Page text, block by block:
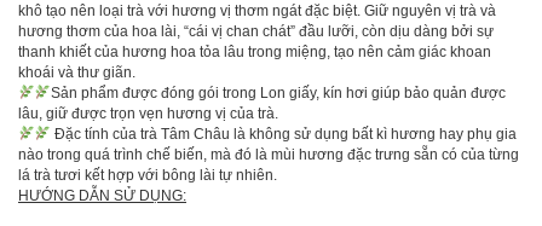
khô tạo nên loại trà với hương vị thơm ngát đặc biệt. Giữ nguyên vị trà và
hương thơm của hoa lài, “cái vị chan chát” đầu lưỡi, còn dịu dàng bởi sự
thanh khiết của hương hoa tỏa lâu trong miệng, tạo nên cảm giác khoan
khoái và thư giãn.
Sản phẩm được đóng gói trong Lon giấy, kín hơi giúp bảo quản được
lâu, giữ được trọn vẹn hương vị của trà.
Đặc tính của trà Tâm Châu là không sử dụng bất kì hương hay phụ gia
nào trong quá trình chế biến, mà đó là mùi hương đặc trưng sẵn có của từng
lá trà tươi kết hợp với bông lài tự nhiên.
HƯỚNG DẪN SỬ DỤNG: